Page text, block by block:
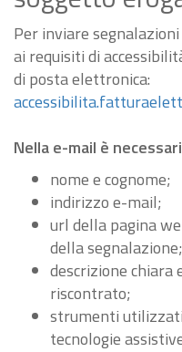
Per inviare
ai requisiti di
di posta elettronica:
Nella e-mail è
nome e cognome;
indirizzo e-mail;
url della pagina
della segnalazione;
descrizione
riscontrato;
strumenti
tecnologie